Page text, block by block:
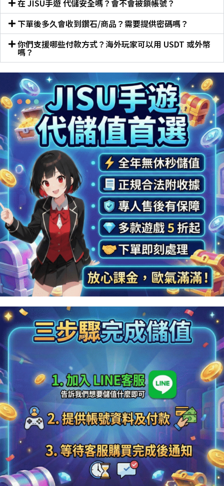
在 JISU手遊 代儲安全嗎？會不會被鎖帳號？
下單後多久會收到鑽石/商品？需要提供密碼嗎？
你們支援哪些付款方式？海外玩家可以用 USDT 或外幣
嗎？